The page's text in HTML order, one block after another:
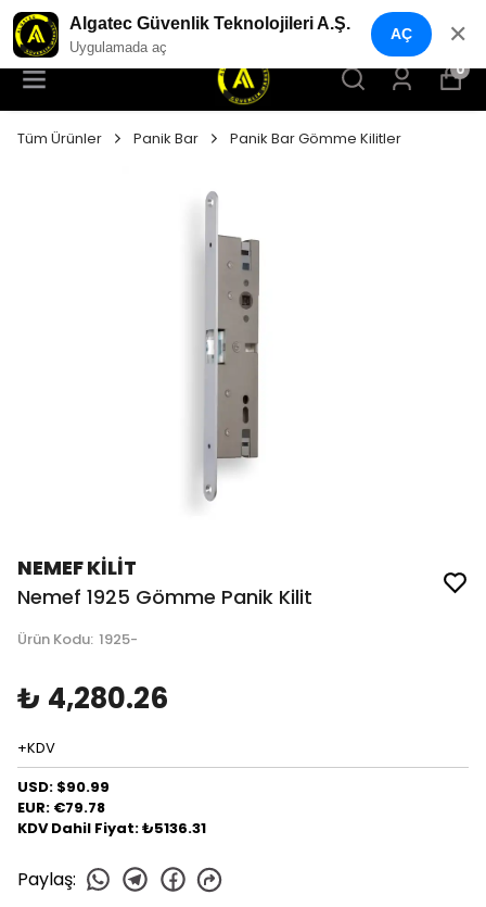
YENI NESIL GÜVENLIK GEÇIŞ SISTEMLERI
0
Tüm Ürünler Panik Bar Panik Bar Gömme Kilitler
NEMEF KİLİT
Nemef 1925 Gömme Panik Kilit
Ürün Kodu: 1925-
₺ 4,280.26
+KDV
USD: $90.99
EUR: €79.78
KDV Dahil Fiyat: ₺5136.31
Paylaş:
Algatec Güvenlik Teknolojileri A.Ş.
Uygulamada aç
AÇ ✕